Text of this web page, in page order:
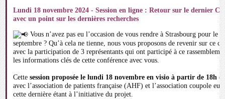
Lundi 18 novembre 2024 - Session en ligne : Retour sur le dernier
avec un point sur les dernières recherches
Vous n’avez pas eu l’occasion de vous rendre à Strasbourg pour le
septembre ? Qu’à cela ne tienne, nous vous proposons de revenir sur ce
avec la participation de 3 représentants qui ont participé à ce
les informations clés de cette conférence avec vous.
Cettesession proposée le lundi 18 novembre en visio à partir de 18h
avec l’association de patients française (AHF) et l’association coupole
cette dernière étant à l’initiative du projet.